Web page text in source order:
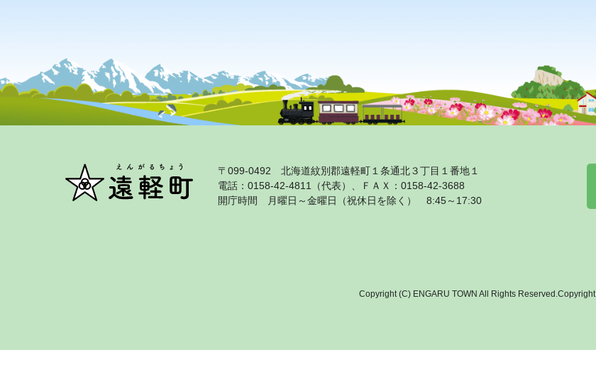
〒099‐0492 北海道紋別郡遠軽町１条通北３丁目１番地１
電話：0158‐42‐4811（代表）、ＦＡＸ：0158‐42‐3688
開庁時間 月曜日～金曜日（祝休日を除く） 8:45～17:30
Copyright (C) ENGARU TOWN All Rights Reserved.Copyright